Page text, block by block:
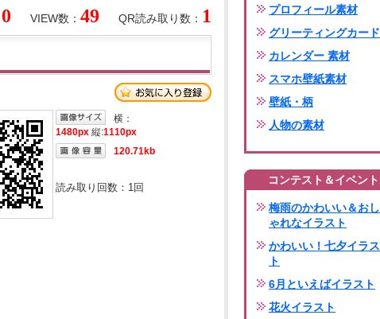
QR読み取り数： 1
VIEW数： 49
0
横：
1480px 縦:1110px
120.71kb
読み取り回数： 1回
プロフィール素材
グリーティングカード
カレンダー 素材
スマホ壁紙素材
壁紙・柄
人物の素材
コンテスト＆イベント
梅雨のかわいい＆おし
ゃれなイラスト
かわいい！七夕イラス
ト
6月といえばイラスト
花火イラスト